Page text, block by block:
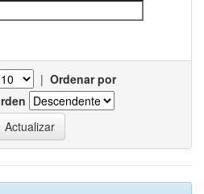
| Ordenar por